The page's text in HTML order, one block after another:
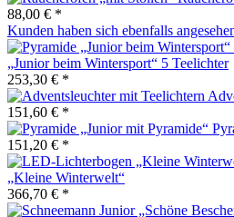
88,00 € *
Kunden haben sich ebenfalls
„Junior beim Wintersport“ 5 Teelichter
253,30 € *
151,60 € *
151,20 € *
„Kleine Winterwelt“
366,70 € *